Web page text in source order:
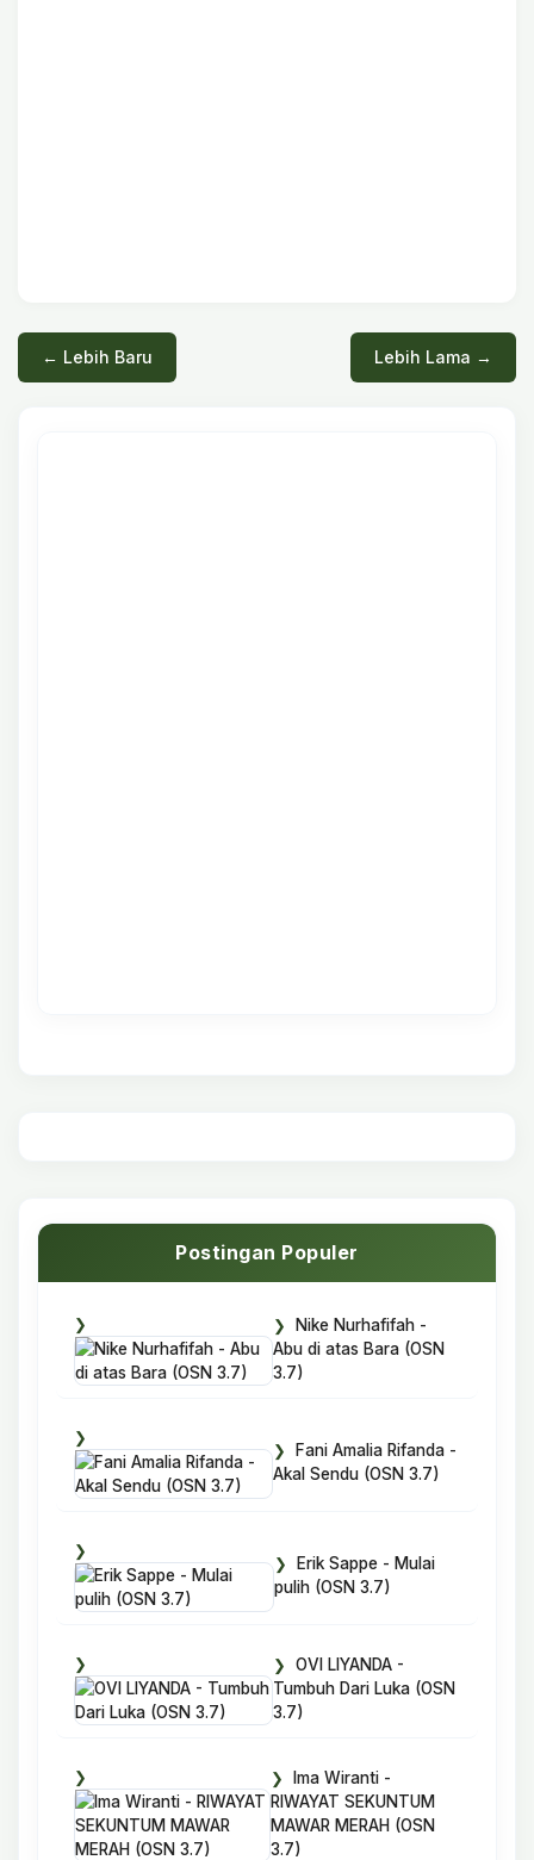
← Lebih Baru Lebih Lama →
Postingan Populer
Nike Nurhafifah -
Abu di atas Bara (OSN
3.7)
Fani Amalia Rifanda -
Akal Sendu (OSN 3.7)
Erik Sappe - Mulai
pulih (OSN 3.7)
OVI LIYANDA -
Tumbuh Dari Luka (OSN
3.7)
Ima Wiranti -
RIWAYAT SEKUNTUM
MAWAR MERAH (OSN
3.7)